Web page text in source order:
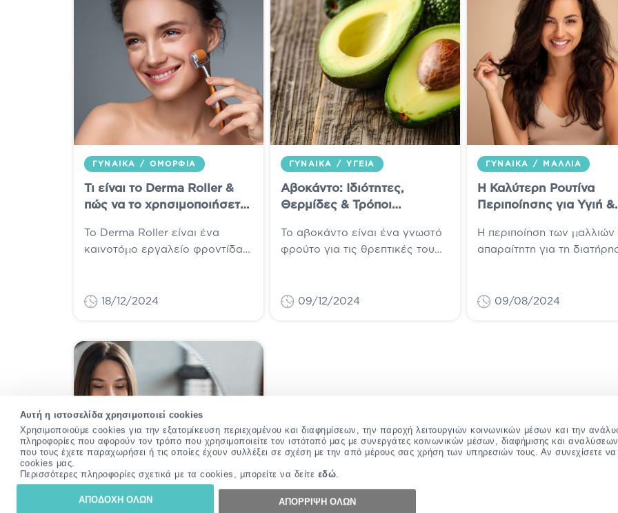
Αυτή η ιστοσελίδα χρησιμοποιεί cookies
Χρησιμοποιούμε cookies για την εξατομίκευση περιεχομένου και διαφημίσεων, την παροχή λειτουργιών κοινωνικών μέσων και την
πληροφορίες που αφορούν τον τρόπο που χρησιμοποιείτε τον ιστότοπό μας με συνεργάτες κοινωνικών μέσων, διαφήμισης και
που τους έχετε παραχωρήσει ή τις οποίες έχουν συλλέξει σε σχέση με την από μέρους σας χρήση των υπηρεσιών τους. Αν συνεχίσετε να
cookies μας.
Περισσότερες πληροφορίες σχετικά με τα cookies, μπορείτε να δείτε εδώ.
ΑΠΟΔΟΧΗ ΟΛΩΝ ΑΠΟΡΡΙΨΗ ΟΛΩΝ
ΓΥΝΑΊΚΑ / ΟΜΟΡΦΙΆ
Τι είναι το Derma Roller &
πώς να το χρησιμοποιήσετε
Το Derma Roller είναι ένα
καινοτόμο εργαλείο φροντίδας
χρόνια για την ικανότητά...
18/12/2024
ΓΥΝΑΊΚΑ / ΥΓΕΊΑ
Αβοκάντο: Ιδιότητες,
Θερμίδες & Τρόποι
Το αβοκάντο είναι ένα γνωστό
φρούτο για τις θρεπτικές του
γνωρίζουμε μέσω της
09/12/2024
ΓΥΝΑΊΚΑ / ΜΑΛΛΙΆ
Η Καλύτερη Ρουτίνα
Περιποίησης για Υγιή &
Η περιποίηση των μαλλιών
απαραίτητη για τη
ρουτίνα περιλαμβάνει
09/08/2024